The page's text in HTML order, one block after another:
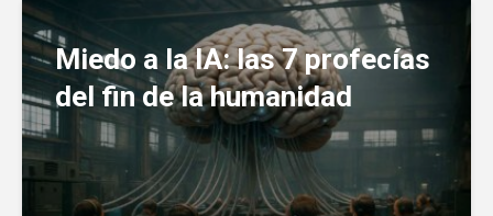
Miedo a la IA: las 7 profecías
del fin de la humanidad